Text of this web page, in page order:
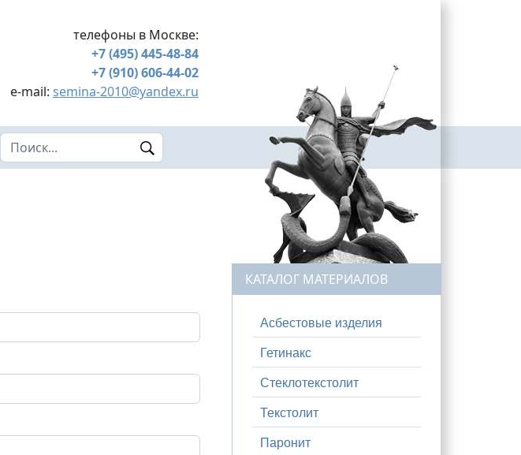
телефоны в Москве:
+7 (495) 445-48-84
+7 (910) 606-44-02
e-mail: semina-2010@yandex.ru
Search this site
КАТАЛОГ МАТЕРИАЛОВ
Асбестовые изделия
Гетинакс
Стеклотекстолит
Текстолит
Паронит